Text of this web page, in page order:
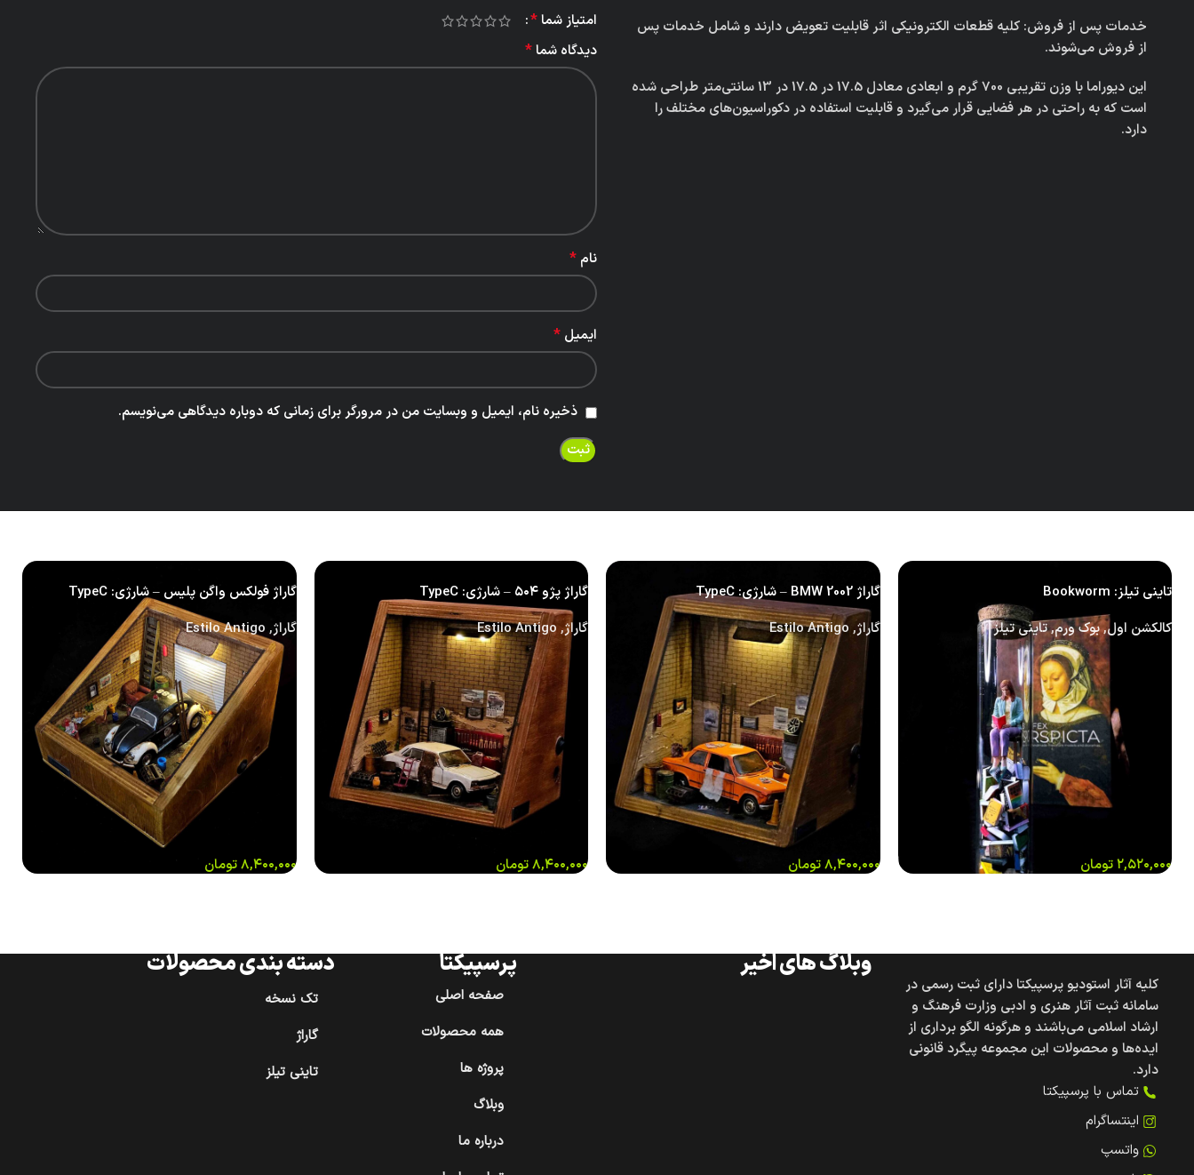
خدمات پس از فروش: کلیه قطعات الکترونیکی اثر قابلیت تعویض دارند و شامل خدمات پس
از فروش می‌شوند.
این دیوراما با وزن تقریبی 700 گرم و ابعادی معادل 17.5 در 17.5 در 13 سانتی‌متر طراحی شده
است که به راحتی در هر فضایی قرار می‌گیرد و قابلیت استفاده در دکوراسیون‌های مختلف را
دارد.
امتیاز شما*
دیدگاه شما*
نام *
ایمیل *
ذخیره نام، ایمیل و وبسایت من در مرورگر برای زمانی که دوباره دیدگاهی می‌نویسم.
تاینی تیلز: Bookworm
کالکشن اول,بوک ورم,تاینی تیلز
۲,۵۲۰,۰۰۰تومان
گاراژ BMW 2002 – شارژی: TypeC
گاراژ,
Estilo Antigo
۸,۴۰۰,۰۰۰تومان
گاراژ پژو ۵۰۴ – شارژی: TypeC
گاراژ,
Estilo Antigo
۸,۴۰۰,۰۰۰تومان
گاراژ فولکس واگن پلیس – شارژی: TypeC
گاراژ,
Estilo Antigo
۸,۴۰۰,۰۰۰تومان
کلیه آثار استودیو پرسپیکتا دارای ثبت رسمی در
سامانه ثبت آثار هنری و ادبی وزارت فرهنگ و
ارشاد اسلامی می‌باشند و هرگونه الگو برداری از
ایده‌ها و محصولات این مجموعه پیگرد قانونی
دارد.
تماس با پرسپیکتا
اینتساگرام
واتسپ
وبلاگ های اخیر دسته بندی محصولات
تک نسخه
گاراژ
تاینی تیلز
پرسپیکتا
صفحه اصلی
همه محصولات
پروژه ها
وبلاگ
درباره ما